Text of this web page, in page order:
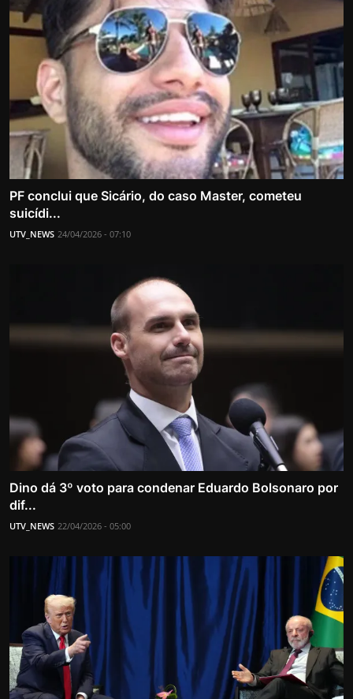
PF conclui que Sicário, do caso Master, cometeu
suicídi...
UTV_NEWS 24/04/2026 - 07:10
Dino dá 3º voto para condenar Eduardo Bolsonaro por
dif...
UTV_NEWS 22/04/2026 - 05:00